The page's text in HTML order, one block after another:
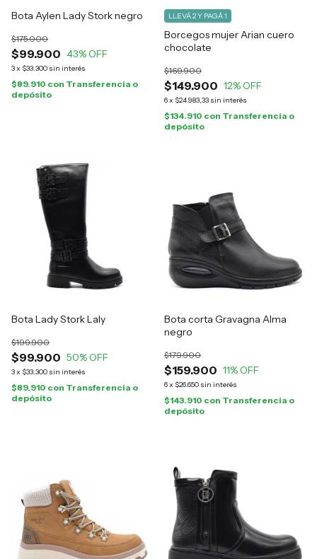
Bota Aylen Lady Stork negro
$99.900
$175.000
43% OFF
3x $33.300 sin interés
$89.910 con Transferencia o
depósito
Borcegos mujer Arian cuero
chocolate
$149.900
$169.900
12% OFF
6x $24.983,33 sin interés
LLEVÁ 2 Y PAGÁ 1
$134.910 con Transferencia o
depósito
Bota Lady Stork Laly
$99.900
$199.900
50% OFF
3x $33.300 sin interés
$89.910 con Transferencia o
depósito
Bota corta Gravagna Alma
negro
$159.900
$179.900
11% OFF
6x $26.650 sin interés
$143.910 con Transferencia o
depósito